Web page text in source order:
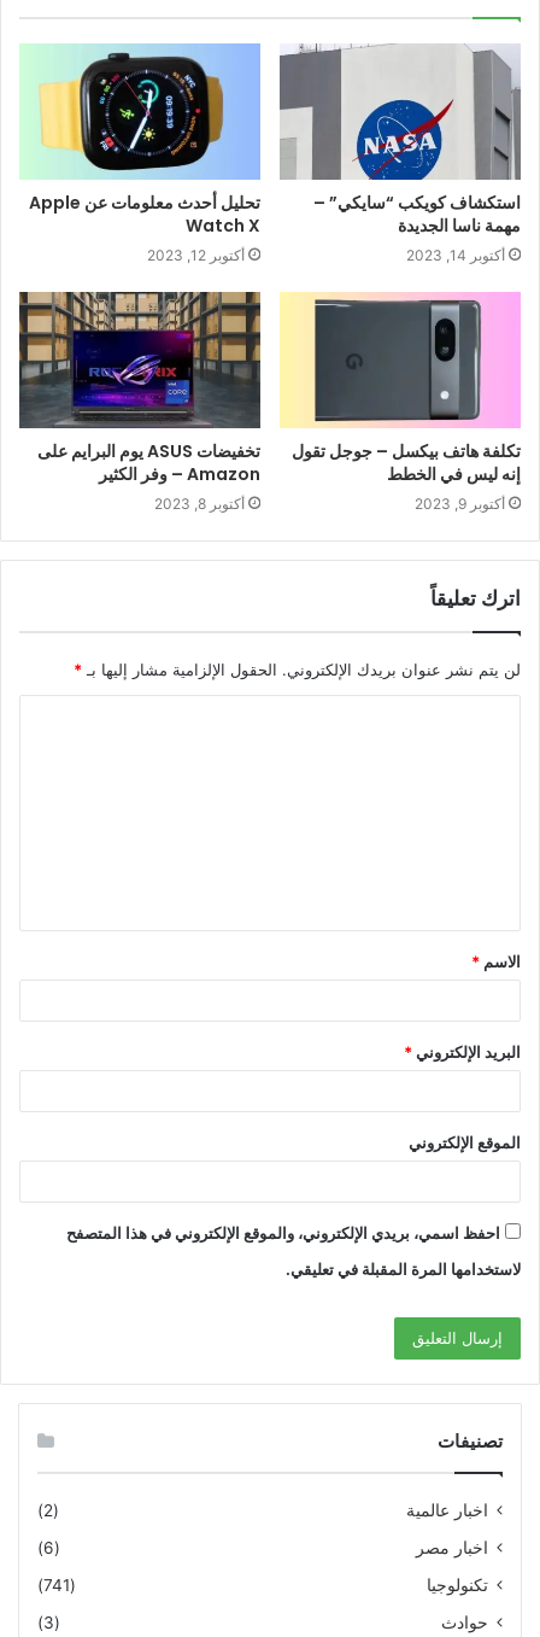
استكشاف كويكب “سايكي” –
مهمة ناسا الجديدة
أكتوبر 14, 2023
تحليل أحدث معلومات عن Apple
Watch X
أكتوبر 12, 2023
تكلفة هاتف بيكسل – جوجل تقول
إنه ليس في الخطط
أكتوبر 9, 2023
تخفيضات ASUS يوم البرايم على
Amazon – وفر الكثير
أكتوبر 8, 2023
اترك تعليقاً
لن يتم نشر عنوان بريدك الإلكتروني. الحقول الإلزامية مشار إليها بـ *
الاسم *
البريد الإلكتروني*
الموقع الإلكتروني
احفظ اسمي، بريدي الإلكتروني، والموقع الإلكتروني في هذا المتصفح
لاستخدامها المرة المقبلة في تعليقي.
تصنيفات
اخبار عالمية
(2)
اخبار مصر
(6)
تكنولوجيا
(741)
حوادث
(3)